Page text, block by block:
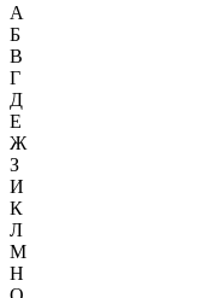
А
Б
В
Г
Д
Е
Ж
З
И
К
Л
М
Н